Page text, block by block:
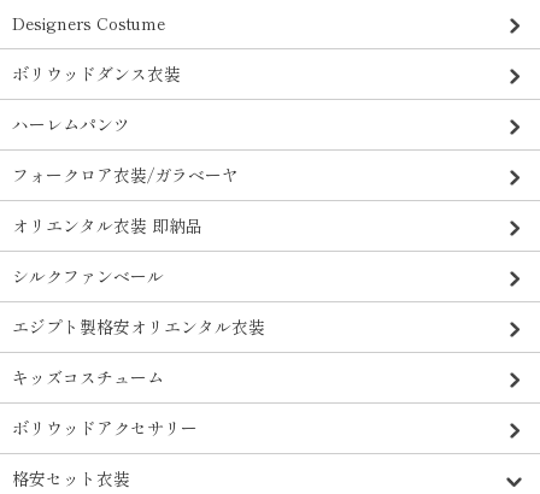
Designers Costume
ボリウッドダンス衣装
ハーレムパンツ
フォークロア衣装/ガラベーヤ
オリエンタル衣装 即納品
シルクファンベール
エジプト製格安オリエンタル衣装
キッズコスチューム
ボリウッドアクセサリー
格安セット衣装